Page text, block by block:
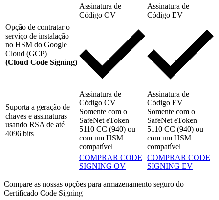
Opção de contratar o
serviço de instalação
no HSM do Google
Cloud (GCP)
(Cloud Code Signing)
Assinatura de
Código OV
Assinatura de
Código EV
Suporta a geração de
chaves e assinaturas
usando RSA de até
4096 bits
Assinatura de
Código OV
Somente com o
SafeNet eToken
5110 CC (940) ou
com um HSM
compatível
Assinatura de
Código EV
Somente com o
SafeNet eToken
5110 CC (940) ou
com um HSM
compatível
COMPRAR CODE
SIGNING OV
COMPRAR CODE
SIGNING EV
Compare as nossas opções para armazenamento seguro do
Certificado Code Signing